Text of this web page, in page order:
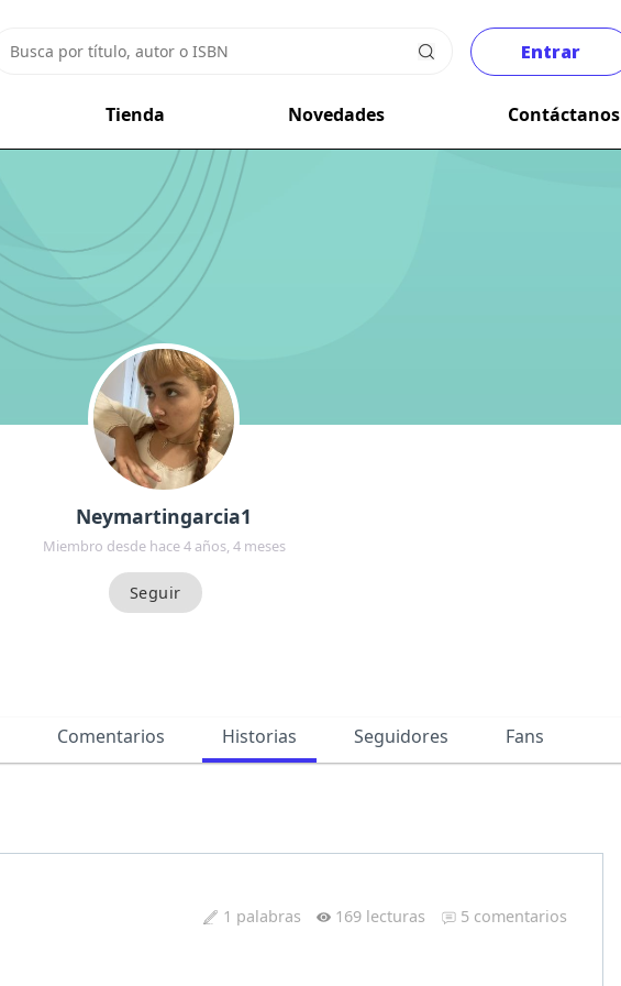
Entrar
Tienda Novedades Contáctanos
Neymartingarcia1
Miembro desde hace 4 años, 4 meses
Comentarios Historias Seguidores Fans
1 palabras 169 lecturas 5 comentarios